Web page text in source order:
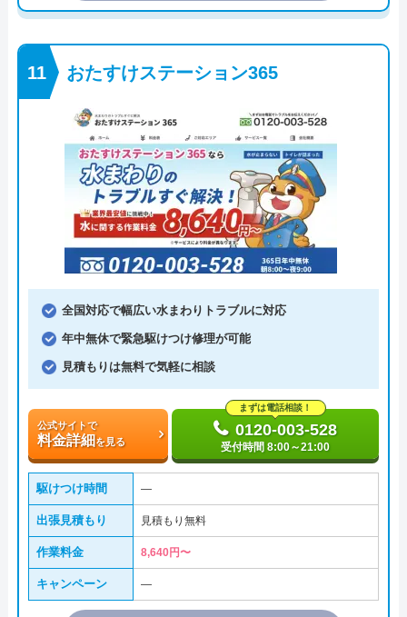
おたすけステーション365
全国対応で幅広い水まわりトラブルに対応
年中無休で緊急駆けつけ修理が可能
見積もりは無料で気軽に相談
公式サイトで
料金詳細を見る
まずは電話相談！
0120-003-528
受付時間 8:00～21:00
駆けつけ時間 ―
出張見積もり 見積もり無料
作業料金 8,640円〜
キャンペーン ―